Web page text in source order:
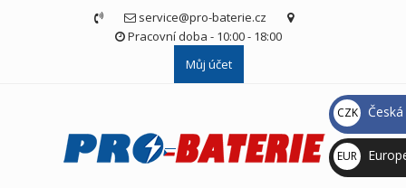
service@pro-baterie.cz
Pracovní doba - 10:00 - 18:00
Můj účet
CZK
Kč
EUR
€